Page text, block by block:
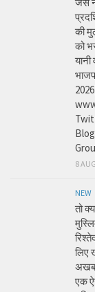
की
को
8
NEW
तो
लिए
एक